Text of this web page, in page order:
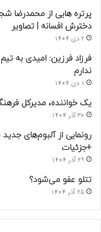
پرتره هایی از محمدرضا
دخترش افسانه | تصاویر
2 دی 1404
فرزاد فرزین: امیدی به
ندارم
1 دی 1404
یک خواننده، مدیرکل
30 آذر 1404
رونمایی از آلبوم‌های
+جزئیات
29 آذر 1404
تتلو عفو می‌شود؟
25 آذر 1404